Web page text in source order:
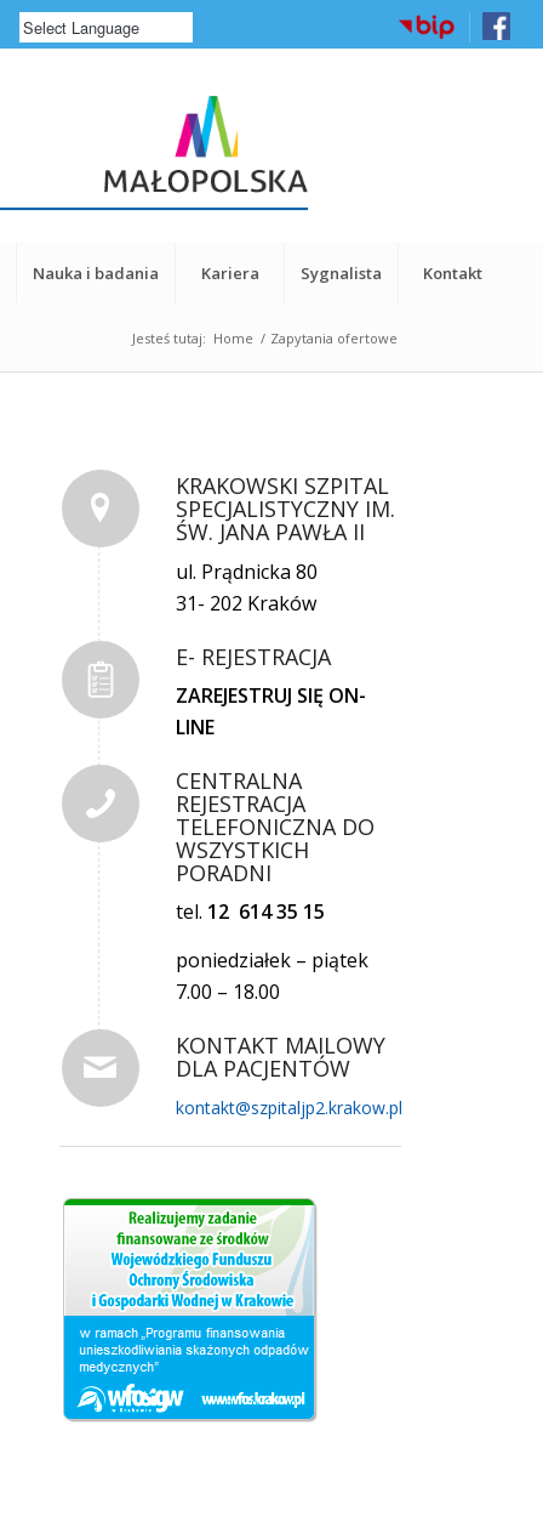
Nauka i badania Kariera Sygnalista Kontakt
Jesteś tutaj: Home / Zapytania ofertowe
KRAKOWSKI SZPITAL
SPECJALISTYCZNY IM.
ŚW. JANA PAWŁA II
ul. Prądnicka 80
31- 202 Kraków
E- REJESTRACJA
ZAREJESTRUJ SIĘ ON-
LINE
CENTRALNA
REJESTRACJA
TELEFONICZNA DO
WSZYSTKICH
PORADNI
tel. 12 614 35 15
poniedziałek – piątek
7.00 – 18.00
KONTAKT MAILOWY
DLA PACJENTÓW
kontakt@szpitaljp2.krakow.pl